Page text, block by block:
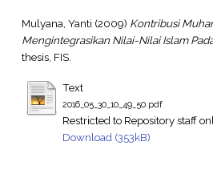
Mulyana, Yanti (2009) Kontribusi
Mengintegrasikan Nilai-Nilai Islam
thesis, FIS.
Text
2016_05_30_10_49_50.pdf
Restricted to Repository staff
Download (353kB)